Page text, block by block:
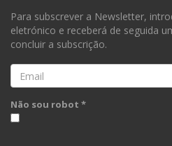
Para subscrever a Newsletter,
eletrónico e receberá de seguida
concluir a subscrição.
Email
Não sou robot *